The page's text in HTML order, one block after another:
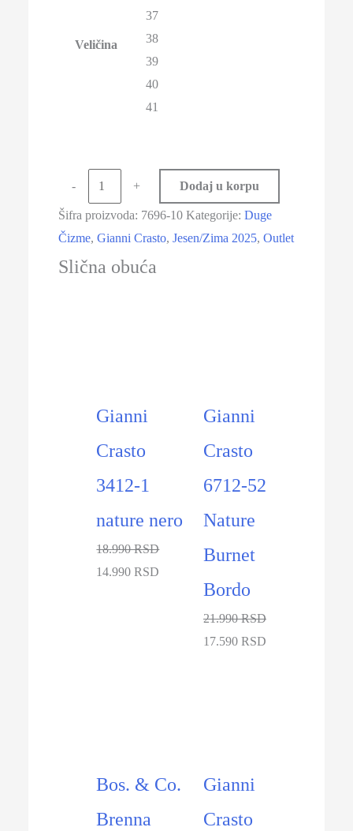
Veličina
37
38
39
40
41
- + Dodaj u korpu
Šifra proizvoda: 7696-10 Kategorije:Duge
Čizme,Gianni Crasto,Jesen/Zima 2025,Outlet
Slična obuća
Gianni
Crasto
3412-1
nature nero
18.990 RSD
14.990 RSD
Gianni
Crasto
6712-52
Nature
Burnet
Bordo
21.990 RSD
17.590 RSD
Bos. & Co.
Brenna
Gianni
Crasto